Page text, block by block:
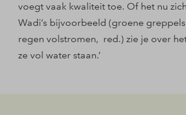
voegt vaak kwaliteit toe. Of het nu
Wadi’s bijvoorbeeld (groene
regen volstromen, red.) zie je over
ze vol water staan.’